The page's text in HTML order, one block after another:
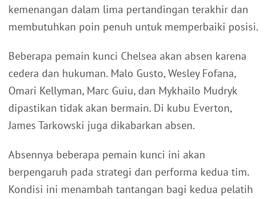
kemenangan dalam lima pertandingan terakhir dan
membutuhkan poin penuh untuk memperbaiki posisi.
Beberapa pemain kunci Chelsea akan absen karena
cedera dan hukuman. Malo Gusto, Wesley Fofana,
Omari Kellyman, Marc Guiu, dan Mykhailo Mudryk
dipastikan tidak akan bermain. Di kubu Everton,
James Tarkowski juga dikabarkan absen.
Absennya beberapa pemain kunci ini akan
berpengaruh pada strategi dan performa kedua tim.
Kondisi ini menambah tantangan bagi kedua pelatih